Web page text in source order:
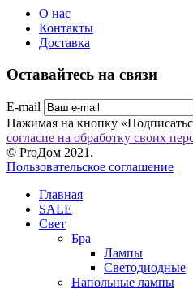
О нас
Контакты
Доставка
Оставайтесь на связи
E-mail
Нажимая на кнопку
согласие на обработку своих
© ProДом 2021.
Пользовательское соглашение
Главная
SALE
Свет
Бра
Лампы
Светодиодные
Напольные лампы